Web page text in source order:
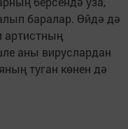
баралар. Өйдә дә
артистның
аны вируслардан
туган көнен дә